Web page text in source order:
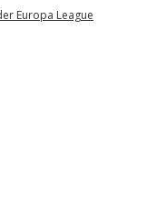
Europa League